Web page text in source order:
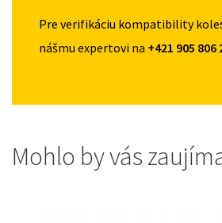
Pre verifikáciu kompatibility
nášmu expertovi na +421 905 806
Mohlo by vás